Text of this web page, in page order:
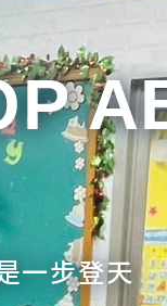
一步登天